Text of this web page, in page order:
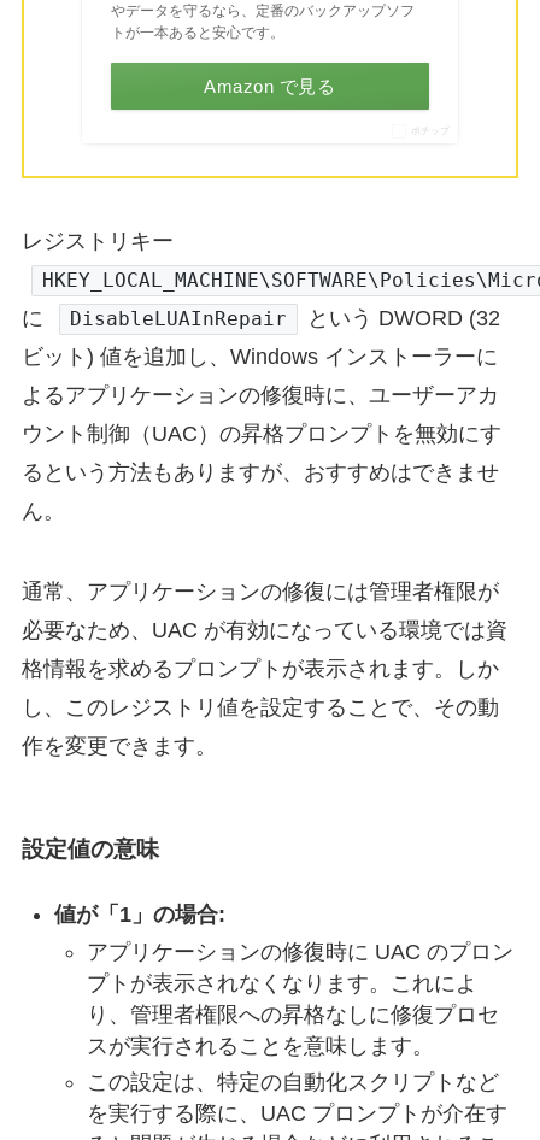
やデータを守るなら、定番のバックアップソフ
トが一本あると安心です。
Amazon で見る
ポチップ
レジストリキー
に DisableLUAInRepair
という DWORD (32
ビット) 値を追加し、Windows インストーラーに
よるアプリケーションの修復時に、ユーザーアカ
ウント制御（UAC）の昇格プロンプトを無効にす
るという方法もありますが、おすすめはできませ
ん。
通常、アプリケーションの修復には管理者権限が
必要なため、UAC が有効になっている環境では資
格情報を求めるプロンプトが表示されます。しか
し、このレジストリ値を設定することで、その動
作を変更できます。
設定値の意味
値が「1」の場合:
アプリケーションの修復時に UAC のプロン
プトが表示されなくなります。これによ
り、管理者権限への昇格なしに修復プロセ
スが実行されることを意味します。
この設定は、特定の自動化スクリプトなど
を実行する際に、UAC プロンプトが介在す